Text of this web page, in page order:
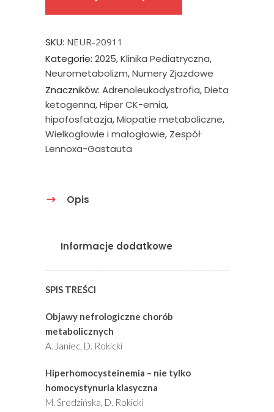
SKU: NEUR-20911
Kategorie: 2025,Klinika Pediatryczna,
Neurometabolizm,Numery Zjazdowe
Znaczników: Adrenoleukodystrofia,Dieta
ketogenna,Hiper CK-emia,
hipofosfatazja,Miopatie metaboliczne,
Wielkogłowie i małogłowie, Zespół
Lennoxa-Gastauta
Opis
Informacje dodatkowe
SPIS TREŚCI
Objawy nefrologiczne chorób
metabolicznych
A. Janiec, D. Rokicki
Hiperhomocysteinemia – nie tylko
homocystynuria klasyczna
M. Średzińska, D. Rokicki